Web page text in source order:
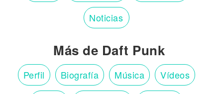
Noticias
Más de Daft Punk
Perfil Biografía Música Vídeos